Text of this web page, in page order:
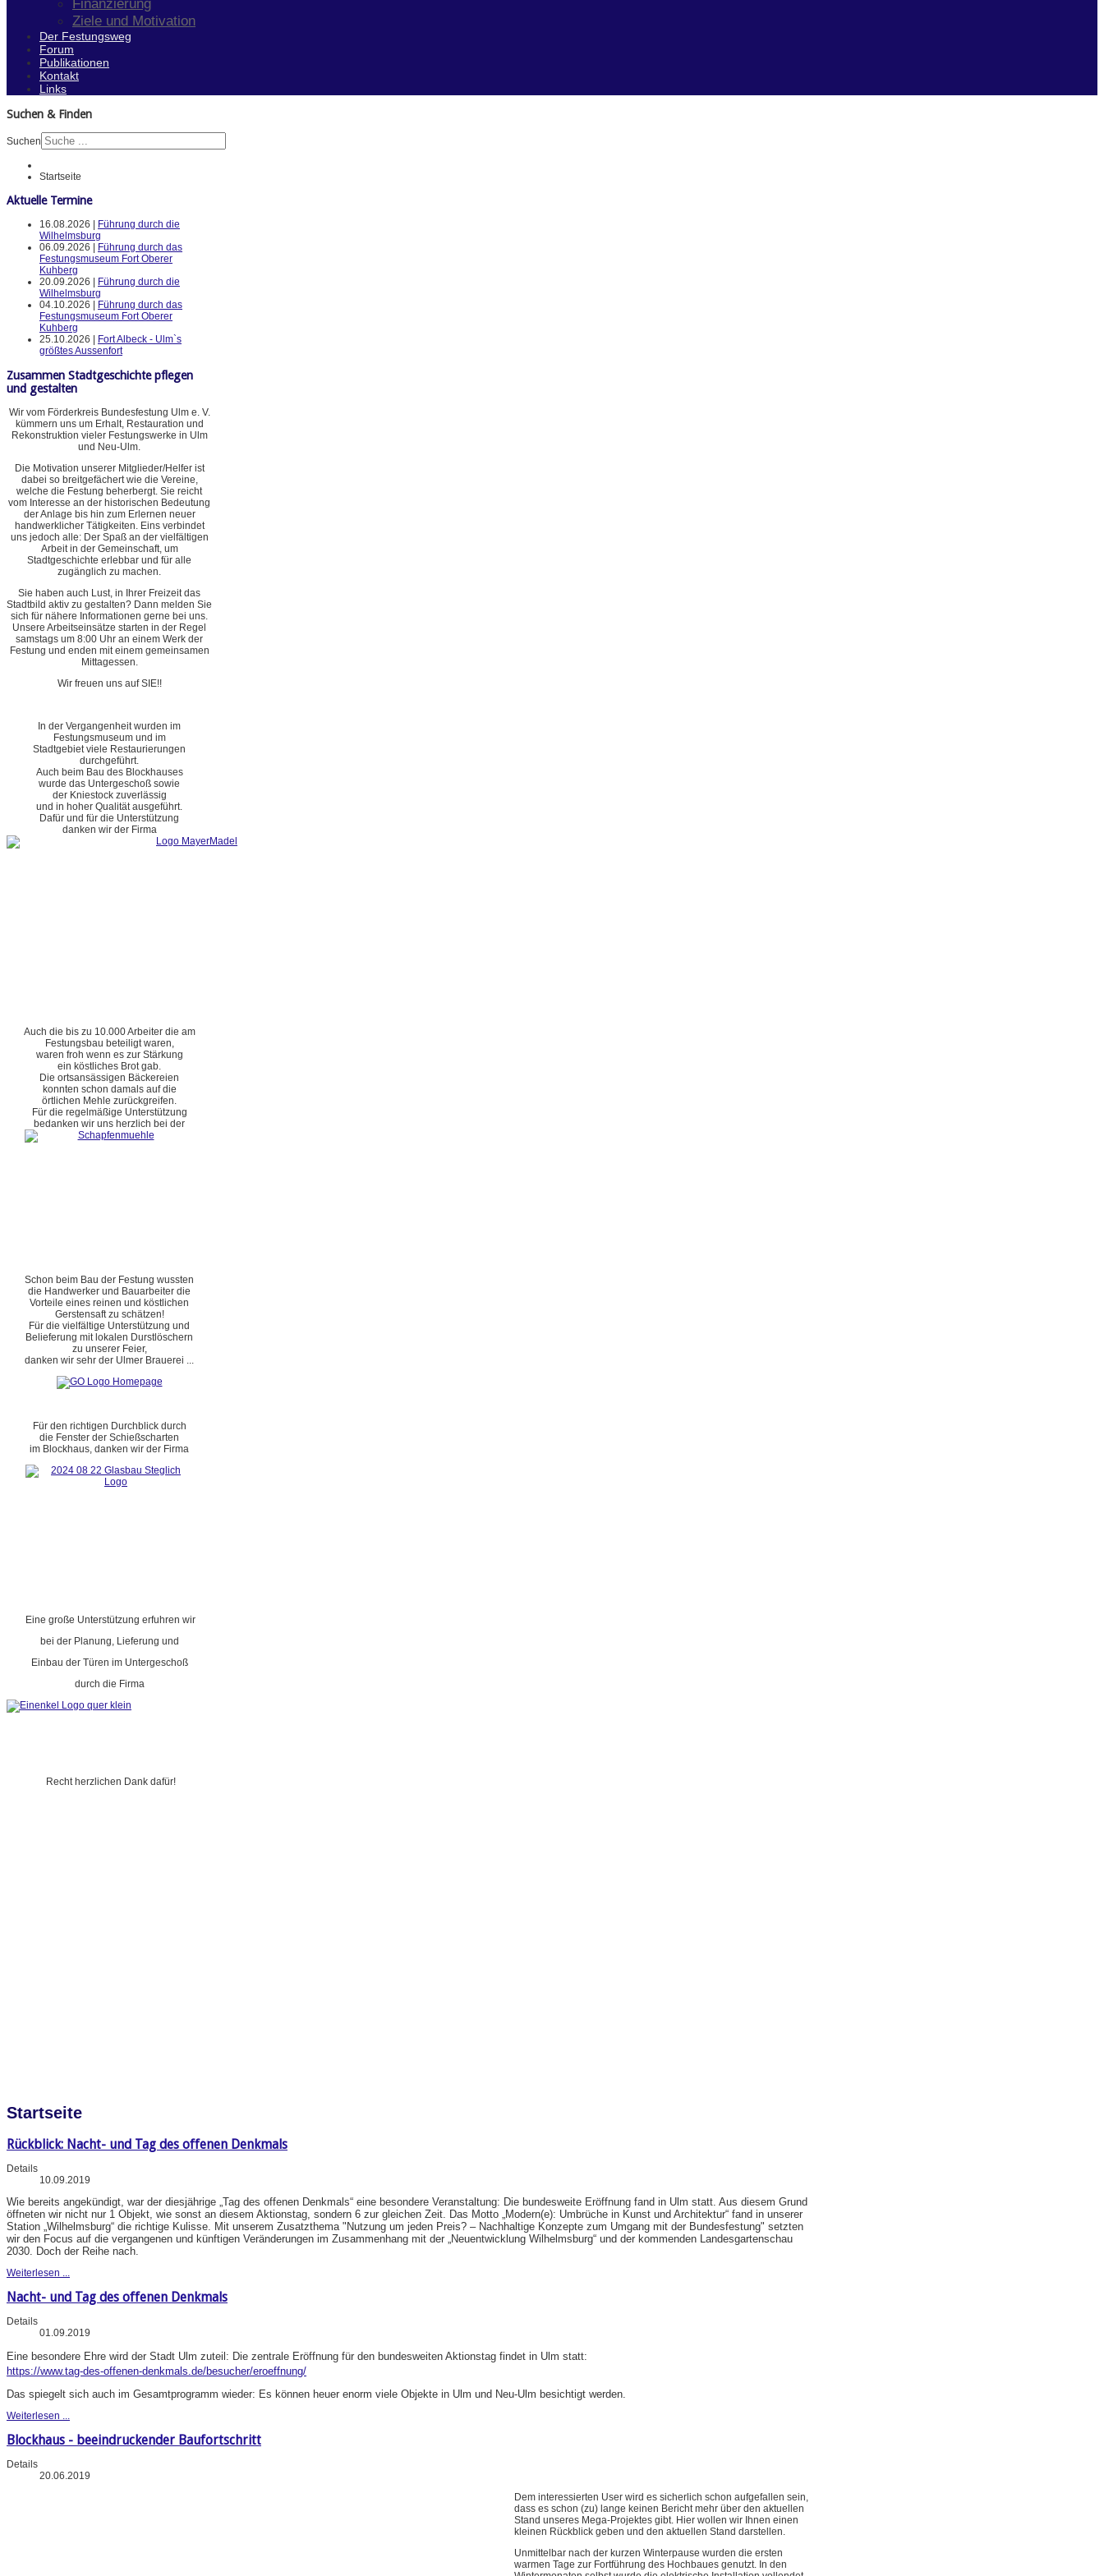
Finanzierung
Ziele und Motivation
Der Festungsweg
Forum
Publikationen
Kontakt
Links
Suchen & Finden
Suchen
Startseite
Aktuelle Termine
16.08.2026 |
Führung durch die
Wilhelmsburg
06.09.2026 |
Führung durch das
Festungsmuseum Fort Oberer
Kuhberg
20.09.2026 |
Führung durch die
Wilhelmsburg
04.10.2026 |
Führung durch das
Festungsmuseum Fort Oberer
Kuhberg
25.10.2026 |
Fort Albeck - Ulm`s
größtes Aussenfort
Zusammen Stadtgeschichte pflegen
und gestalten
Wir vom Förderkreis Bundesfestung Ulm e. V.
kümmern uns um Erhalt, Restauration und
Rekonstruktion vieler Festungswerke in Ulm
und Neu-Ulm.
Die Motivation unserer Mitglieder/Helfer ist
dabei so breitgefächert wie die Vereine,
welche die Festung beherbergt. Sie reicht
vom Interesse an der historischen Bedeutung
der Anlage bis hin zum Erlernen neuer
handwerklicher Tätigkeiten. Eins verbindet
uns jedoch alle: Der Spaß an der vielfältigen
Arbeit in der Gemeinschaft, um
Stadtgeschichte erlebbar und für alle
zugänglich zu machen.
Sie haben auch Lust, in Ihrer Freizeit das
Stadtbild aktiv zu gestalten? Dann melden Sie
sich für nähere Informationen gerne bei uns.
Unsere Arbeitseinsätze starten in der Regel
samstags um 8:00 Uhr an einem Werk der
Festung und enden mit einem gemeinsamen
Mittagessen.
Wir freuen uns auf SIE!!
In der Vergangenheit wurden im
Festungsmuseum und im
Stadtgebiet viele Restaurierungen
durchgeführt.
Auch beim Bau des Blockhauses
wurde das Untergeschoß sowie
der Kniestock zuverlässig
und in hoher Qualität ausgeführt.
Dafür und für die Unterstützung
danken wir der Firma
Auch die bis zu 10.000 Arbeiter die am
Festungsbau beteiligt waren,
waren froh wenn es zur Stärkung
ein köstliches Brot gab.
Die ortsansässigen Bäckereien
konnten schon damals auf die
örtlichen Mehle zurückgreifen.
Für die regelmäßige Unterstützung
bedanken wir uns herzlich bei der
Schon beim Bau der Festung wussten
die Handwerker und Bauarbeiter die
Vorteile eines reinen und köstlichen
Gerstensaft zu schätzen!
Für die vielfältige Unterstützung und
Belieferung mit lokalen Durstlöschern
zu unserer Feier,
danken wir sehr der Ulmer Brauerei ...
Für den richtigen Durchblick durch
die Fenster der Schießscharten
im Blockhaus, danken wir der Firma
Eine große Unterstützung erfuhren wir
bei der Planung, Lieferung und
Einbau der Türen im Untergeschoß
durch die Firma
Recht herzlichen Dank dafür!
Startseite
Rückblick: Nacht- und Tag des offenen Denkmals
Details
10.09.2019
Wie bereits angekündigt, war der diesjährige „Tag des offenen Denkmals“ eine besondere Veranstaltung: Die bundesweite Eröffnung fand in Ulm statt. Aus diesem Grund
öffneten wir nicht nur 1 Objekt, wie sonst an diesem Aktionstag, sondern 6 zur gleichen Zeit. Das Motto „Modern(e): Umbrüche in Kunst und Architektur“ fand in unserer
Station „Wilhelmsburg“ die richtige Kulisse. Mit unserem Zusatzthema "Nutzung um jeden Preis? – Nachhaltige Konzepte zum Umgang mit der Bundesfestung" setzten
wir den Focus auf die vergangenen und künftigen Veränderungen im Zusammenhang mit der „Neuentwicklung Wilhelmsburg“ und der kommenden Landesgartenschau
2030. Doch der Reihe nach.
Weiterlesen ...
Nacht- und Tag des offenen Denkmals
Details
01.09.2019
Eine besondere Ehre wird der Stadt Ulm zuteil: Die zentrale Eröffnung für den bundesweiten Aktionstag findet in Ulm statt:
https://www.tag-des-offenen-denkmals.de/besucher/eroeffnung/
Das spiegelt sich auch im Gesamtprogramm wieder: Es können heuer enorm viele Objekte in Ulm und Neu-Ulm besichtigt werden.
Weiterlesen ...
Blockhaus - beeindruckender Baufortschritt
Details
20.06.2019
Dem interessierten User wird es sicherlich schon aufgefallen sein,
dass es schon (zu) lange keinen Bericht mehr über den aktuellen
Stand unseres Mega-Projektes gibt. Hier wollen wir Ihnen einen
kleinen Rückblick geben und den aktuellen Stand darstellen.
Unmittelbar nach der kurzen Winterpause wurden die ersten
warmen Tage zur Fortführung des Hochbaues genutzt. In den